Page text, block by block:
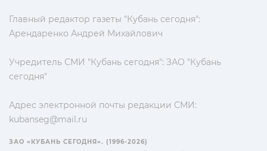
Главный редактор газеты "Кубань сегодня":
Арендаренко Андрей Михайлович
Учредитель СМИ "Кубань сегодня": ЗАО "Кубань
сегодня"
Адрес электронной почты редакции СМИ:
kubanseg@mail.ru
ЗАО «КУБАНЬ СЕГОДНЯ». (1996-2026)